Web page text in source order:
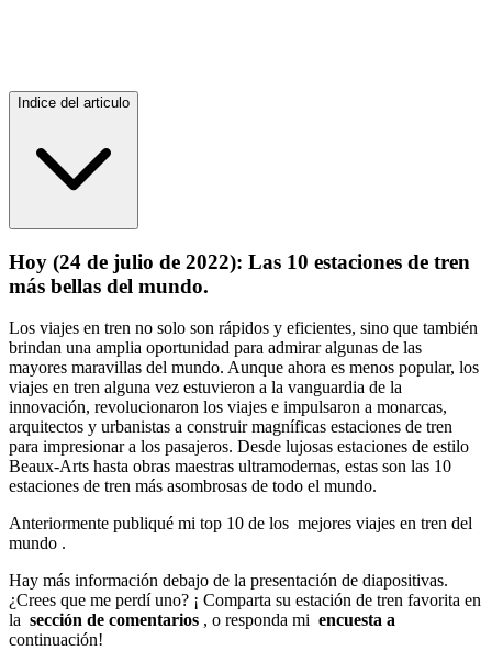
Indice del articulo
Hoy (24 de julio de 2022): Las 10 estaciones de tren
más bellas del mundo.
Los viajes en tren no solo son rápidos y eficientes, sino que también
brindan una amplia oportunidad para admirar algunas de las
mayores maravillas del mundo. Aunque ahora es menos popular, los
viajes en tren alguna vez estuvieron a la vanguardia de la
innovación, revolucionaron los viajes e impulsaron a monarcas,
arquitectos y urbanistas a construir magníficas estaciones de tren
para impresionar a los pasajeros. Desde lujosas estaciones de estilo
Beaux-Arts hasta obras maestras ultramodernas, estas son las 10
estaciones de tren más asombrosas de todo el mundo.
Anteriormente publiqué mi top 10 de los mejores viajes en tren del
mundo .
Hay más información debajo de la presentación de diapositivas.
¿Crees que me perdí uno? ¡ Comparta su estación de tren favorita en
la sección de comentarios , o responda mi encuesta a
continuación!